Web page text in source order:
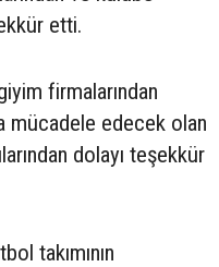
etti.
firmalarından
mücadele edecek olan
dolayı teşekkür
takımının